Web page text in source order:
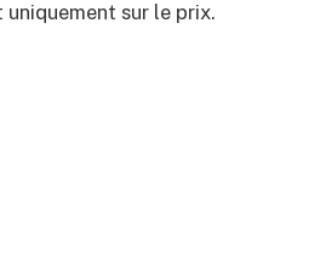
uniquement sur le prix.